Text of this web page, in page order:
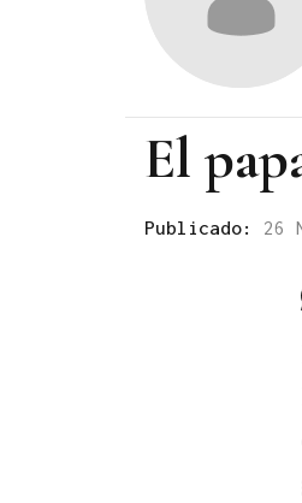
El
Publicado: 26